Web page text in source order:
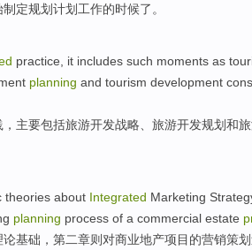
制定规划计划 工作的时候了。
practice it includes such moments as
planning and tourism development
， 主要包括旅游开发战略 、旅游开发规划和
theories about Integrated Marketing
planning process of a commercial estate
论基础 ， 第二章则对商业地产项目 的营销策划